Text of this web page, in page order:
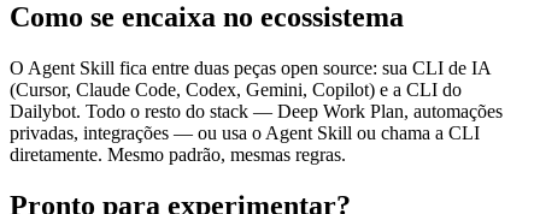
Como se encaixa no ecossistema
O Agent Skill fica entre duas peças open source: sua CLI de IA
(Cursor, Claude Code, Codex, Gemini, Copilot) e a CLI do
Dailybot. Todo o resto do stack — Deep Work Plan, automações
privadas, integrações — ou usa o Agent Skill ou chama a CLI
diretamente. Mesmo padrão, mesmas regras.
Pronto para experimentar?